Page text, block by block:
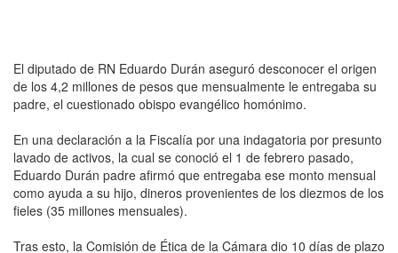
El diputado de RN Eduardo Durán aseguró desconocer el origen
de los 4,2 millones de pesos que mensualmente le entregaba su
padre, el cuestionado obispo evangélico homónimo.
En una declaración a la Fiscalía por una indagatoria por presunto
lavado de activos, la cual se conoció el 1 de febrero pasado,
Eduardo Durán padre afirmó que entregaba ese monto mensual
como ayuda a su hijo, dineros provenientes de los diezmos de los
fieles (35 millones mensuales).
Tras esto, la Comisión de Ética de la Cámara dio 10 días de plazo